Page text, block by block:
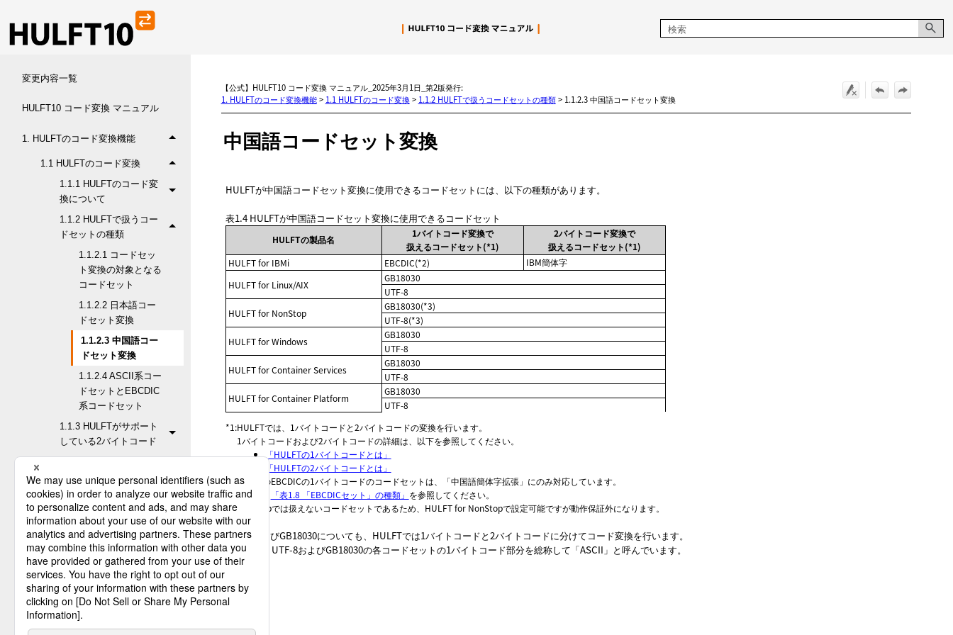
変更内容一覧
HULFT10 コード変換 マニュアル
1. HULFTのコード変換機能
1.1 HULFTのコード変換
1.1.1 HULFTのコード変
換について
1.1.2 HULFTで扱うコー
ドセットの種類
1.1.2.1 コードセッ
ト変換の対象となる
コードセット
1.1.2.2 日本語コー
ドセット変換
1.1.2.3 中国語コー
ドセット変換
1.1.2.4 ASCII系コー
ドセットとEBCDIC
系コードセット
1.1.3 HULFTがサポート
している2バイトコード
1.3 1バイトコード変換
1.4 2バイトコード変換
1.5 数値データ変換
1.6 利用可能なコード変換の
組み合わせについて
1.7 テンプレートについて
2. コード変換仕様
【公式】HULFT10 コード変換 マニュアル_2025年3月1日_第2版発行:
1. HULFTのコード変換機能> 1.1 HULFTのコード変換> 1.1.2 HULFTで扱うコードセットの種類> 1.1.2.3 中国語コードセット変換
中国語コードセット変換
HULFTが中国語コードセット変換に使用できるコードセットには、以下の種類があります。
表1.4 HULFTが中国語コードセット変換に使用できるコードセット
HULFTの製品名
1バイトコード変換で
扱えるコードセット(*1)
2バイトコード変換で
扱えるコードセット(*1)
HULFT for IBMi
EBCDIC(*2)
IBM簡体字
HULFT for Linux/AIX
GB18030
UTF-8
HULFT for NonStop
GB18030(*3)
UTF-8(*3)
HULFT for Windows
GB18030
UTF-8
HULFT for Container Services
GB18030
UTF-8
HULFT for Container Platform
GB18030
UTF-8
*1:HULFTでは、1バイトコードと2バイトコードの変換を行います。
1バイトコードおよび2バイトコードの詳細は、以下を参照してください。
「HULFTの1バイトコードとは」
「HULFTの2バイトコードとは」
*2:中国語のEBCDICの1バイトコードのコードセットは、「中国語簡体字拡張」にのみ対応しています。
詳細は、
「表1.8 「EBCDICセット」の種類」 を参照してください。
*3:NonStopでは扱えないコードセットであるため、HULFT for NonStopで設定可能ですが動作保証外になります。
UTF-8およびGB18030についても、HULFTでは1バイトコードと2バイトコードに分けてコード変換を行います。
本書では、UTF-8およびGB18030の各コードセットの1バイトコード部分を総称して「ASCII」と呼んでいます。